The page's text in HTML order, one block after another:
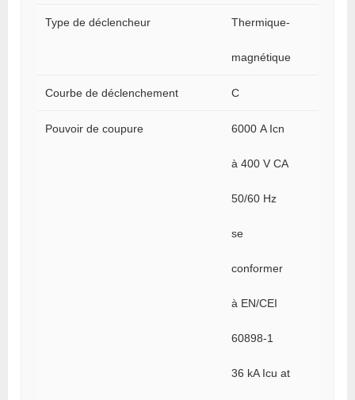
Type de déclencheur Thermique-
magnétique
Courbe de déclenchement C
Pouvoir de coupure 6000 A Icn
à 400 V CA
50/60 Hz
se
conformer
à EN/CEI
60898-1
36 kA Icu at